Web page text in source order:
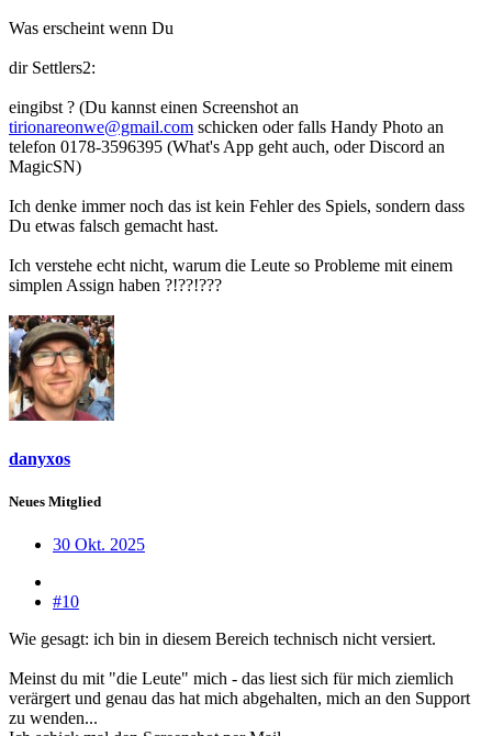
Was erscheint wenn Du
dir Settlers2:
eingibst ? (Du kannst einen Screenshot an
tirionareonwe@gmail.com schicken oder falls Handy Photo an
telefon 0178-3596395 (What's App geht auch, oder Discord an
MagicSN)
Ich denke immer noch das ist kein Fehler des Spiels, sondern dass
Du etwas falsch gemacht hast.
Ich verstehe echt nicht, warum die Leute so Probleme mit einem
simplen Assign haben ?!??!???
danyxos
Neues Mitglied
30 Okt. 2025
#10
Wie gesagt: ich bin in diesem Bereich technisch nicht versiert.
Meinst du mit "die Leute" mich - das liest sich für mich ziemlich
verärgert und genau das hat mich abgehalten, mich an den Support
zu wenden...